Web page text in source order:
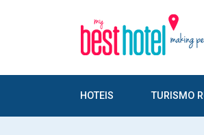
HOTEIS TURISMO